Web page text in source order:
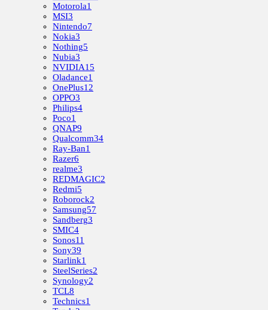
Motorola1
MSI3
Nintendo7
Nokia3
Nothing5
Nubia3
NVIDIA15
Oladance1
OnePlus12
OPPO3
Philips4
Poco1
QNAP9
Qualcomm34
Ray-Ban1
Razer6
realme3
REDMAGIC2
Redmi5
Roborock2
Samsung57
Sandberg3
SMIC4
Sonos11
Sony39
Starlink1
SteelSeries2
Synology2
TCL8
Technics1